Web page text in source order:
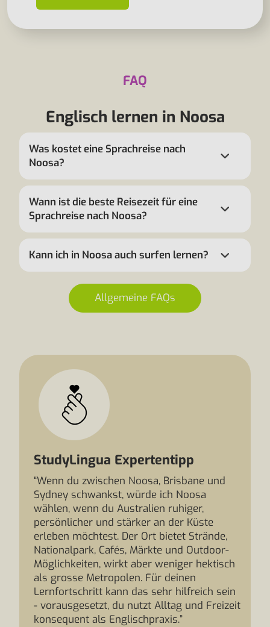
FAQ
Englisch lernen in Noosa
Was kostet eine Sprachreise nach
Noosa?
Wann ist die beste Reisezeit für eine
Sprachreise nach Noosa?
Kann ich in Noosa auch surfen lernen?
Allgemeine FAQs
StudyLingua Expertentipp
“Wenn du zwischen Noosa, Brisbane und
Sydney schwankst, würde ich Noosa
wählen, wenn du Australien ruhiger,
persönlicher und stärker an der Küste
erleben möchtest. Der Ort bietet Strände,
Nationalpark, Cafés, Märkte und Outdoor-
Möglichkeiten, wirkt aber weniger hektisch
als grosse Metropolen. Für deinen
Lernfortschritt kann das sehr hilfreich sein
- vorausgesetzt, du nutzt Alltag und Freizeit
konsequent als Englischpraxis.”